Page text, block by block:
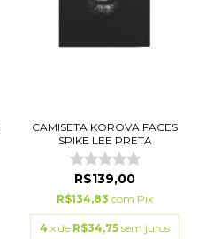
CAMISETA KOROVA FACES
SPIKE LEE PRETA
R$139,00
R$134,83 com Pix
4 x de R$34,75 sem juros